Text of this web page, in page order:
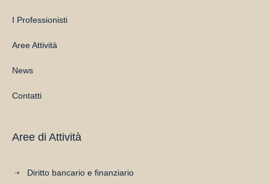
I Professionisti
Aree Attività
News
Contatti
Aree di Attività
Diritto bancario e finanziario